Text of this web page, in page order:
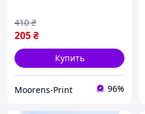
205₴
410 ₴
Купить
Moorens-Print 96%